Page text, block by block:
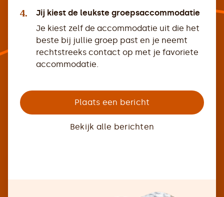
4.
Jij kiest de leukste groepsaccommodatie
Je kiest zelf de accommodatie uit die het
beste bij jullie groep past en je neemt
rechtstreeks contact op met je favoriete
accommodatie.
Plaats een bericht
Bekijk alle berichten